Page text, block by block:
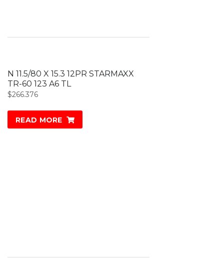
N 11.5/80 X 15.3 12PR STARMAXX
TR-60 123 A6 TL
$266.376
READ MORE